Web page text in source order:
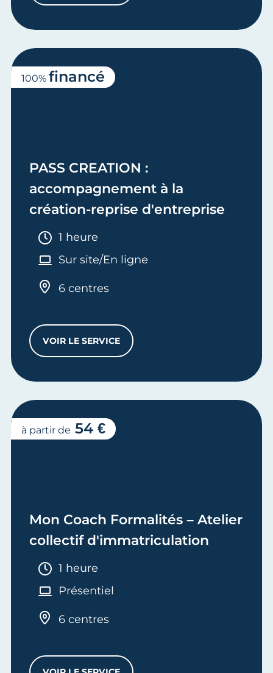
PASS CREATION :
accompagnement à la
création-reprise d'entreprise
Durée :
1 heure
Sur site/En ligne
6 centres
VOIR LE SERVICEPASS CREATION : ACCOMPAGNEMENT À
100% financé
Mon Coach Formalités – Atelier
collectif d'immatriculation
Durée :
1 heure
Présentiel
6 centres
à partir de 54 €